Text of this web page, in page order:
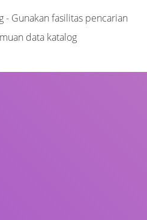
- Gunakan fasilitas pencarian
data katalog